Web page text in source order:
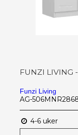
FUNZI LIVING
Funzi Living
AG-
4-6 uker